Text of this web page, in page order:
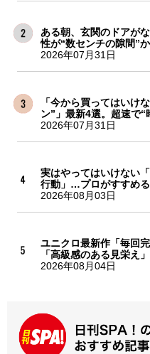
ある朝、玄関のドアが
性が“数センチの隙間”
2026年07月31日
「今から買ってはいけ
ン”」最新4選。超速で“
2026年07月31日
実はやってはいけない
行動」…プロがすすめ
2026年08月03日
ユニクロ最新作「毎回
「高級感のある見栄え
2026年08月04日